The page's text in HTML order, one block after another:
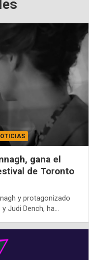
gana el
de Toronto
y protagonizado
Judi Dench, ha…